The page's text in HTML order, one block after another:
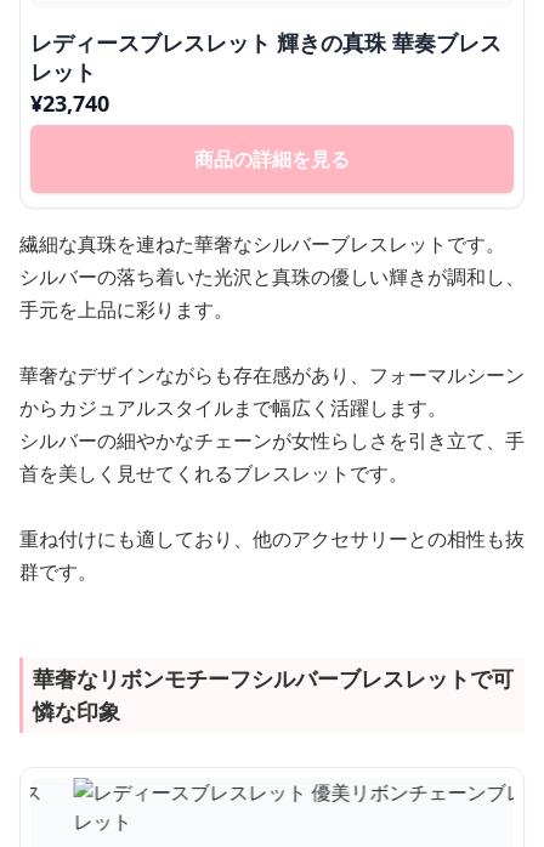
レディースブレスレット 輝きの真珠 華奏ブレス
レット
¥23,740
商品の詳細を見る
繊細な真珠を連ねた華奢なシルバーブレスレットです。
シルバーの落ち着いた光沢と真珠の優しい輝きが調和し、
手元を上品に彩ります。
華奢なデザインながらも存在感があり、フォーマルシーン
からカジュアルスタイルまで幅広く活躍します。
シルバーの細やかなチェーンが女性らしさを引き立て、手
首を美しく見せてくれるブレスレットです。
重ね付けにも適しており、他のアクセサリーとの相性も抜
群です。
華奢なリボンモチーフシルバーブレスレットで可
憐な印象